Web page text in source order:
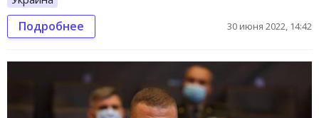
Подробнее 30 июня 2022, 14:42